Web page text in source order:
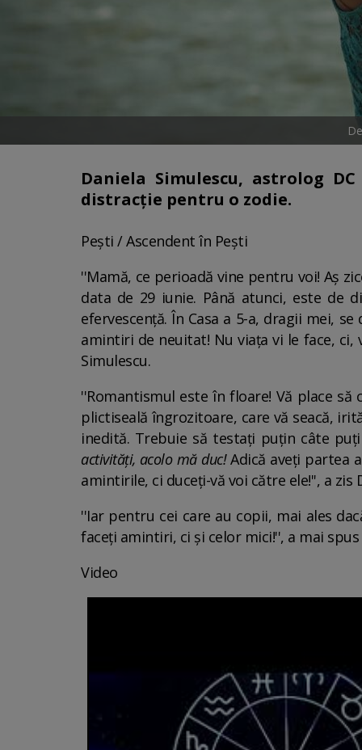
Daniela Simulescu, astrolog
distracție pentru o zodie.
Pești / Ascendent în Pești
''Mamă, ce perioadă vine pentru voi! Aș
data de 29 iunie. Până atunci, este de
efervescență. În Casa a 5-a, dragii mei,
amintiri de neuitat! Nu viața vi le face,
Simulescu.
''Romantismul este în floare! Vă place
plictiseală îngrozitoare, care vă seacă,
inedită. Trebuie să testați puțin câte
activități, acolo mă duc!Adică aveți partea
amintirile, ci duceți-vă voi către ele!'', a zis
''Iar pentru cei care au copii, mai ales
faceți amintiri, ci și celor mici!'', a mai spus
Video